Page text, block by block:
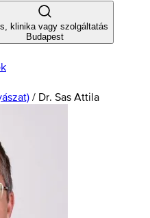
klinika vagy szolgáltatás
Budapest
/ Dr. Sas Attila